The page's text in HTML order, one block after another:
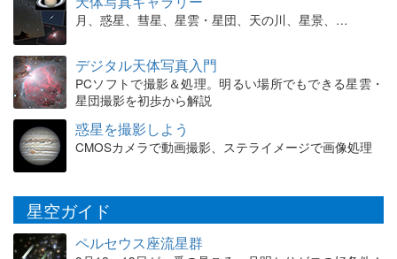
月、惑星、彗星、星雲・星団、天の川、星景、…
デジタル天体写真入門
PCソフトで撮影＆処理。明るい場所でもできる星雲・
星団撮影を初歩から解説
惑星を撮影しよう
CMOSカメラで動画撮影、ステライメージで画像処理
星空ガイド
ペルセウス座流星群